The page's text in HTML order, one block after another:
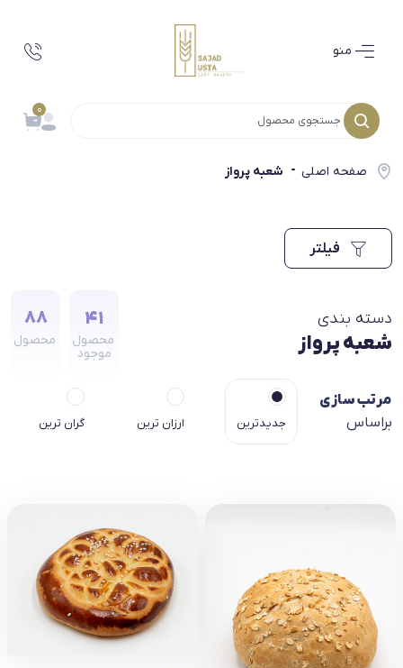
0
صفحه اصلی شعبه پرواز
دسته بندی
شعبه پرواز
41
محصول
موجود
88
محصول
مرتب سازی
براساس
جدیدترین ارزان ترین گران ترین